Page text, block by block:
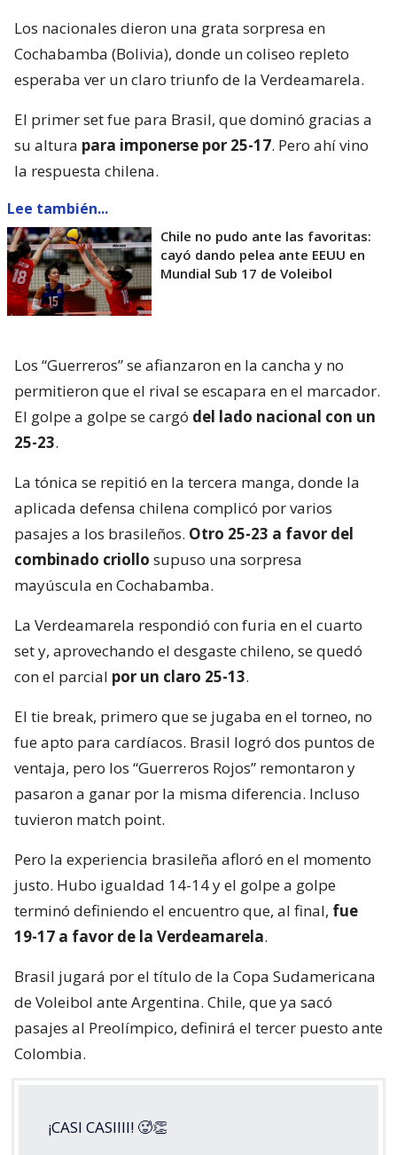
Los nacionales dieron una grata sorpresa en
Cochabamba (Bolivia), donde un coliseo repleto
esperaba ver un claro triunfo de la Verdeamarela.
El primer set fue para Brasil, que dominó gracias a
su altura para imponerse por 25-17. Pero ahí vino
la respuesta chilena.
Lee también...
Chile no pudo ante las favoritas:
cayó dando pelea ante EEUU en
Mundial Sub 17 de Voleibol
Los “Guerreros” se afianzaron en la cancha y no
permitieron que el rival se escapara en el marcador.
El golpe a golpe se cargó del lado nacional con un
25-23.
La tónica se repitió en la tercera manga, donde la
aplicada defensa chilena complicó por varios
pasajes a los brasileños. Otro 25-23 a favor del
combinado criollo supuso una sorpresa
mayúscula en Cochabamba.
La Verdeamarela respondió con furia en el cuarto
set y, aprovechando el desgaste chileno, se quedó
con el parcial por un claro 25-13.
El tie break, primero que se jugaba en el torneo, no
fue apto para cardíacos. Brasil logró dos puntos de
ventaja, pero los “Guerreros Rojos” remontaron y
pasaron a ganar por la misma diferencia. Incluso
tuvieron match point.
Pero la experiencia brasileña afloró en el momento
justo. Hubo igualdad 14-14 y el golpe a golpe
terminó definiendo el encuentro que, al final, fue
19-17 a favor de la Verdeamarela.
Brasil jugará por el título de la Copa Sudamericana
de Voleibol ante Argentina. Chile, que ya sacó
pasajes al Preolímpico, definirá el tercer puesto ante
Colombia.
¡CASI CASIIII! 🥵👏